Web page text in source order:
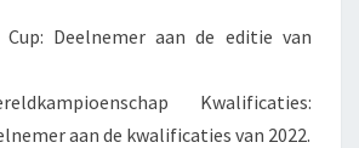
Cup: Deelnemer aan de editie van
Kwalificaties:
aan de kwalificaties van 2022.